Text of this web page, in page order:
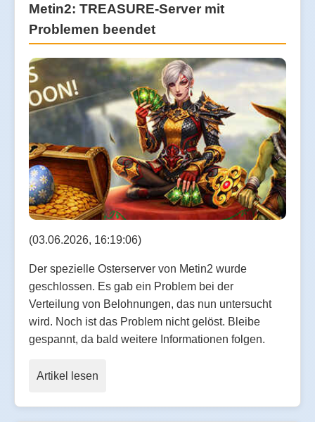
Metin2: TREASURE-Server mit
Problemen beendet
(03.06.2026, 16:19:06)
Der spezielle Osterserver von Metin2 wurde
geschlossen. Es gab ein Problem bei der
Verteilung von Belohnungen, das nun untersucht
wird. Noch ist das Problem nicht gelöst. Bleibe
gespannt, da bald weitere Informationen folgen.
Artikel lesen